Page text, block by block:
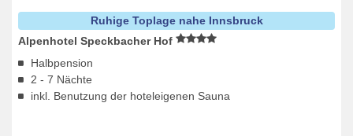
Ruhige Toplage nahe Innsbruck
Alpenhotel Speckbacher Hof
Halbpension
2 - 7 Nächte
inkl. Benutzung der hoteleigenen Sauna